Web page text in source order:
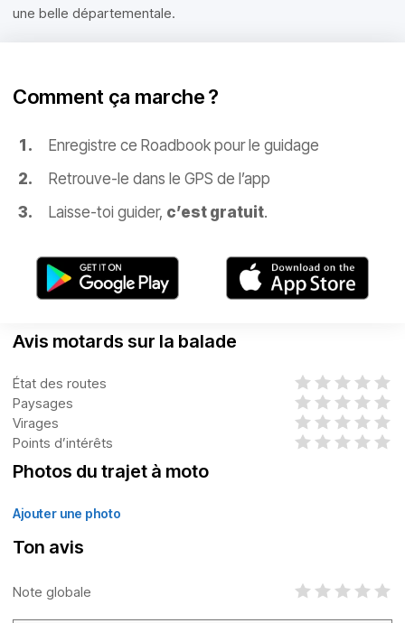
une belle départementale.
Comment ça marche ?
Enregistre ce Roadbook pour le guidage
Retrouve-le dans le GPS de l’app
Laisse-toi guider, c’est gratuit.
Avis motards sur la balade
État des routes
Paysages
Virages
Points d’intérêts
Photos du trajet à moto
Ajouter une photo
Ton avis
Note globale